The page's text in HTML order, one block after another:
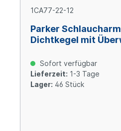
1CA77-22-12
Parker
Dichtkegel mit
verzinkt Cr(VI)-frei
Sofort verfügbar
Lieferzeit: 1-3 Tage
Lager: 46 Stück